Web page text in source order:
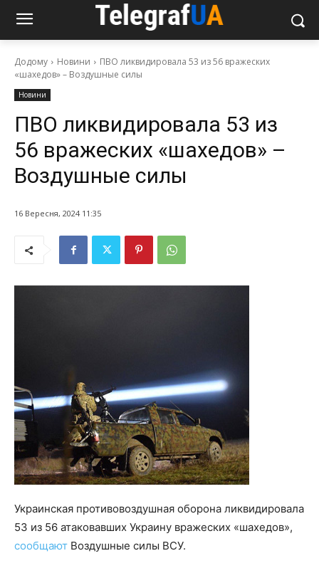
Додому Новини
ПВО ликвидировала 53 из 56 вражеских
«шахедов» – Воздушные силы
Новини
ПВО ликвидировала 53 из
56 вражеских «шахедов» –
Воздушные силы
16 Вересня, 2024 11:35
Украинская противовоздушная оборона ликвидировала
53 из 56 атаковавших Украину вражеских «шахедов»,
сообщают Воздушные силы ВСУ.